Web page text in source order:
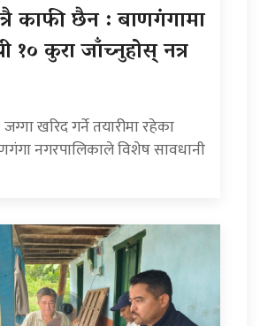
काफी छैन : बाणगंगामा
१० कुरा जाँच्नुहोस् नत्र
खरिद गर्ने तयारीमा रहेका
नगरपालिकाले विशेष सावधानी